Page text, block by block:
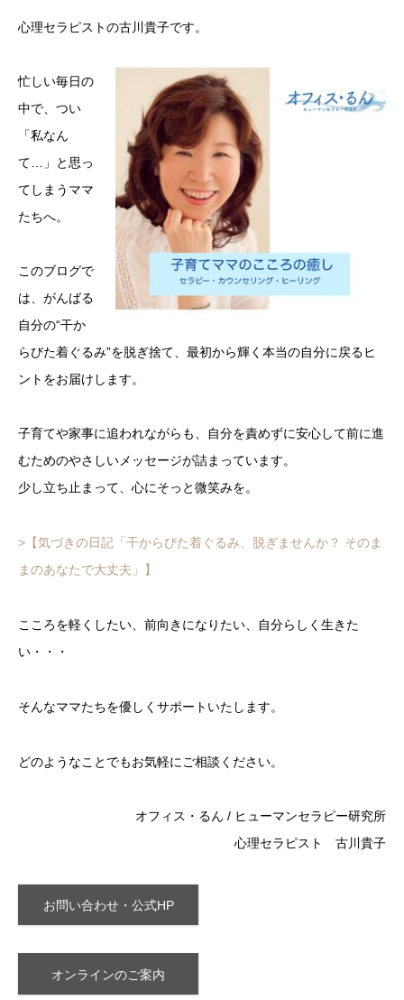
心理セラピストの古川貴子です。
忙しい毎日の
中で、つい
「私なん
て…」と思っ
てしまうママ
たちへ。
このブログで
は、がんばる
自分の“干か
らびた着ぐるみ”を脱ぎ捨て、最初から輝く本当の自分に戻るヒ
ントをお届けします。
子育てや家事に追われながらも、自分を責めずに安心して前に進
むためのやさしいメッセージが詰まっています。
少し立ち止まって、心にそっと微笑みを。
>【気づきの日記「干からびた着ぐるみ、脱ぎませんか？ そのま
まのあなたで大丈夫」】
こころを軽くしたい、前向きになりたい、自分らしく生きた
い・・・
そんなママたちを優しくサポートいたします。
どのようなことでもお気軽にご相談ください。
オフィス・るん / ヒューマンセラピー研究所
心理セラピスト 古川貴子
お問い合わせ・公式HP
オンラインのご案内